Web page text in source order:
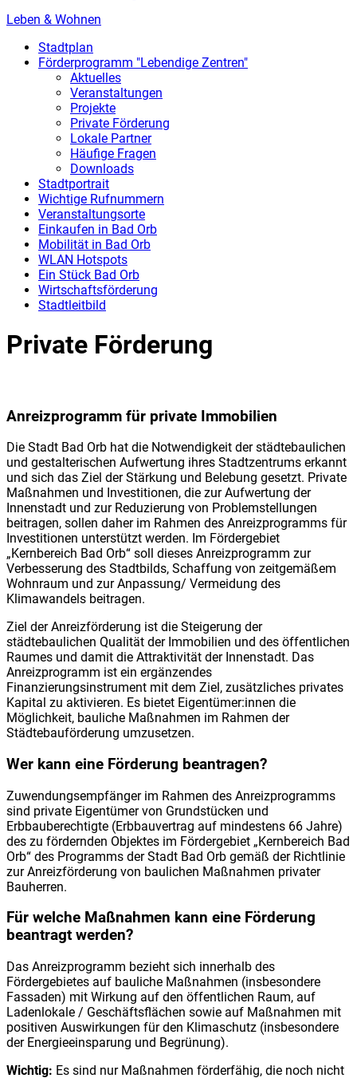
Leben & Wohnen
Stadtplan
Förderprogramm "Lebendige Zentren"
Aktuelles
Veranstaltungen
Projekte
Private Förderung
Lokale Partner
Häufige Fragen
Downloads
Stadtportrait
Wichtige Rufnummern
Veranstaltungsorte
Einkaufen in Bad Orb
Mobilität in Bad Orb
WLAN Hotspots
Ein Stück Bad Orb
Wirtschaftsförderung
Stadtleitbild
Private Förderung
Anreizprogramm für private Immobilien
Die Stadt Bad Orb hat die Notwendigkeit der städtebaulichen
und gestalterischen Aufwertung ihres Stadtzentrums erkannt
und sich das Ziel der Stärkung und Belebung gesetzt. Private
Maßnahmen und Investitionen, die zur Aufwertung der
Innenstadt und zur Reduzierung von Problemstellungen
beitragen, sollen daher im Rahmen des Anreizprogramms für
Investitionen unterstützt werden. Im Fördergebiet
„Kernbereich Bad Orb“ soll dieses Anreizprogramm zur
Verbesserung des Stadtbilds, Schaffung von zeitgemäßem
Wohnraum und zur Anpassung/ Vermeidung des
Klimawandels beitragen.
Ziel der Anreizförderung ist die Steigerung der
städtebaulichen Qualität der Immobilien und des öffentlichen
Raumes und damit die Attraktivität der Innenstadt. Das
Anreizprogramm ist ein ergänzendes
Finanzierungsinstrument mit dem Ziel, zusätzliches privates
Kapital zu aktivieren. Es bietet Eigentümer:innen die
Möglichkeit, bauliche Maßnahmen im Rahmen der
Städtebauförderung umzusetzen.
Wer kann eine Förderung beantragen?
Zuwendungsempfänger im Rahmen des Anreizprogramms
sind private Eigentümer von Grundstücken und
Erbbauberechtigte (Erbbauvertrag auf mindestens 66 Jahre)
des zu fördernden Objektes im Fördergebiet „Kernbereich Bad
Orb“ des Programms der Stadt Bad Orb gemäß der Richtlinie
zur Anreizförderung von baulichen Maßnahmen privater
Bauherren.
Für welche Maßnahmen kann eine Förderung
beantragt werden?
Das Anreizprogramm bezieht sich innerhalb des
Fördergebietes auf bauliche Maßnahmen (insbesondere
Fassaden) mit Wirkung auf den öffentlichen Raum, auf
Ladenlokale / Geschäftsflächen sowie auf Maßnahmen mit
positiven Auswirkungen für den Klimaschutz (insbesondere
der Energieeinsparung und Begrünung).
Wichtig: Es sind nur Maßnahmen förderfähig, die noch nicht